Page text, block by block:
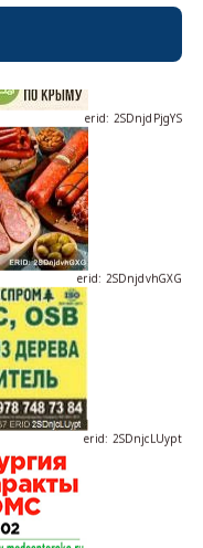
erid: 2SDnjdPjgYS
erid: 2SDnjdvhGXG
erid: 2SDnjcLUypt